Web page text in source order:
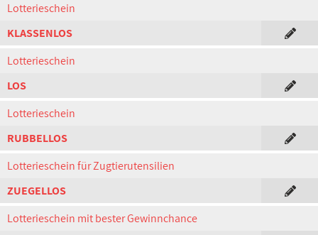
Lotterieschein
KLASSENLOS
Lotterieschein
LOS
Lotterieschein
RUBBELLOS
Lotterieschein für Zugtierutensilien
ZUEGELLOS
Lotterieschein mit bester Gewinnchance